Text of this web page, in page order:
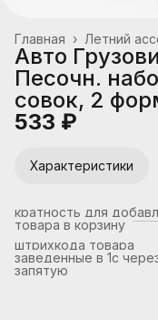
Летний
Главная ›
Авто
Песочн.
совок, 2
533 ₽
Характеристики
кратность для
товара в корзину
штрихкода товара
заведенные в 1с
запятую